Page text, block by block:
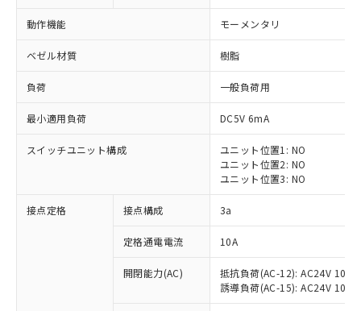
動作機能 モーメンタリ
ベゼル材質 樹脂
負荷 一般負荷用
最小適用負荷 DC5V 6mA
スイッチユニット構成
ユニット位置1: NO
ユニット位置2: NO
ユニット位置3: NO
接点定格 接点構成 3a
定格通電電流 10A
開閉能力(AC)
抵抗負荷(AC-12): AC24V 10A/
誘導負荷(AC-15): AC24V
※1 対応状況
対応済み：EU RoHS指令（10物質）の
非含有に対応した製品が提供可能な商品で
対応予定：EU RoHS指令（10物質）の非含